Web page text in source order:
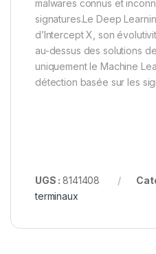
malwares connus et
signatures.Le Deep
d’Intercept X, son
au-dessus des solutions
uniquement le Machine
détection basée sur les
UGS :8141408
terminaux